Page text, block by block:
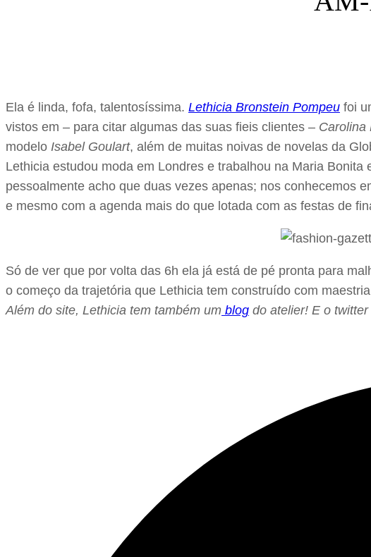
Ela é linda, fofa, talentosíssima. Lethicia Bronstein Pompeu foi
vistos em – para citar algumas das suas fieis clientes – Carolina
modelo Isabel Goulart, além de muitas noivas de novelas da
Lethicia estudou moda em Londres e trabalhou na Maria
pessoalmente acho que duas vezes apenas; nos conhecemos
e mesmo com a agenda mais do que lotada com as festas de
Só de ver que por volta das 6h ela já está de pé pronta para
o começo da trajetória que Lethicia tem construído com
Além do site, Lethicia tem também um blog do atelier! E o